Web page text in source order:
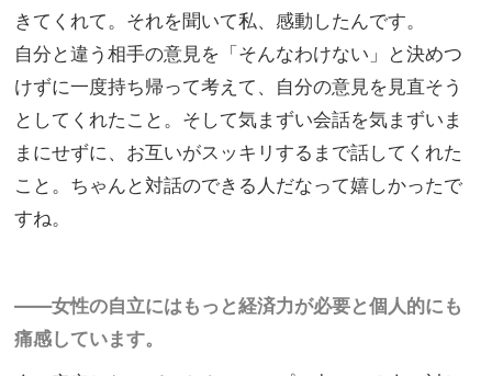
きてくれて。それを聞いて私、感動したんです。
自分と違う相手の意見を「そんなわけない」と決めつ
けずに一度持ち帰って考えて、自分の意見を見直そう
としてくれたこと。そして気まずい会話を気まずいま
まにせずに、お互いがスッキリするまで話してくれた
こと。ちゃんと対話のできる人だなって嬉しかったで
すね。
——女性の自立にはもっと経済力が必要と個人的にも
痛感しています。